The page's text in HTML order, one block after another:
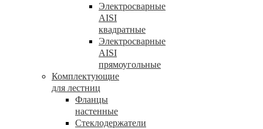
Электросварные
AISI
квадратные
Электросварные
AISI
прямоугольные
Комплектующие
для лестниц
Фланцы
настенные
Стеклодержатели